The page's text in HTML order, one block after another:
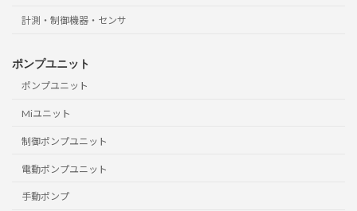
計測・制御機器・センサ
ポンプユニット
ポンプユニット
Miユニット
制御ポンプユニット
電動ポンプユニット
手動ポンプ